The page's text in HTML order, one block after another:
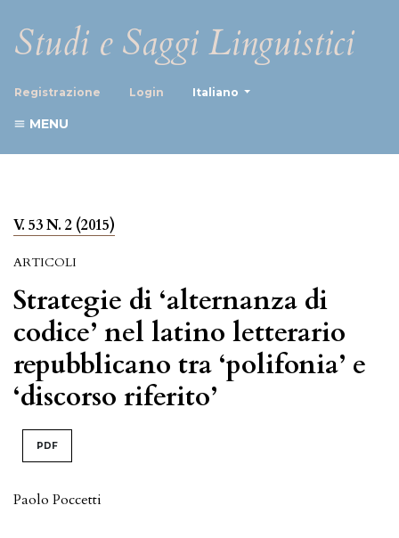
Studi e Saggi Linguistici
Registrazione Login Italiano
MENU
V. 53 N. 2 (2015)
ARTICOLI
Strategie di ‘alternanza di
codice’ nel latino letterario
repubblicano tra ‘polifonia’ e
‘discorso riferito’
PDF
Paolo Poccetti